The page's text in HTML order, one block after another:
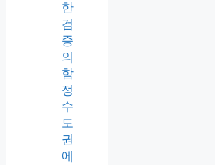
한
검
증
의
함
정
수
도
권
에